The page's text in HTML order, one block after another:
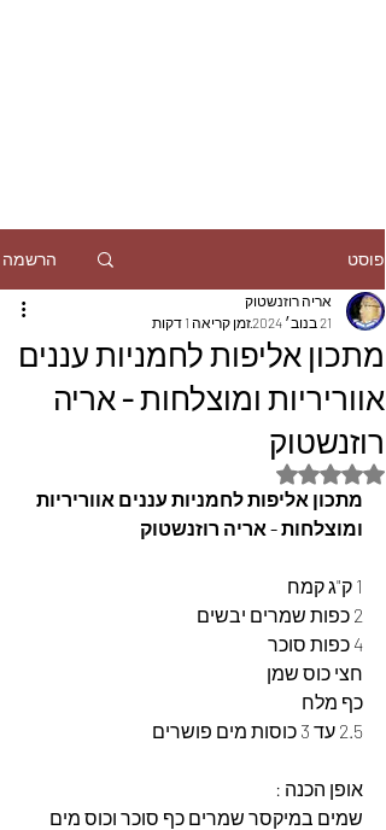
פוסט הרשמה
מתכון אליפות לחמניות עננים
אווריריות ומוצלחות - אריה
רוזנשטוק
אריה רוזנשטוק
21 בנוב׳ 2024
זמן קריאה 1 דקות
דירוג של NaN מתוך 5 כוכבים
מתכון אליפות לחמניות עננים אווריריות
ומוצלחות - אריה רוזנשטוק
1 ק"ג קמח
2 כפות שמרים יבשים
4 כפות סוכר
חצי כוס שמן
כף מלח
2.5 עד 3 כוסות מים פושרים
אופן הכנה :
שמים במיקסר שמרים כף סוכר וכוס מים